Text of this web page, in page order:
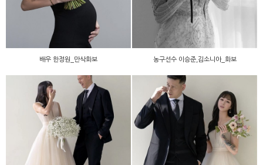
배우 한정원_만삭화보 농구선수 이승준,김소니아_화보
농구선수 이승준,김소니아_
화보
농구선수 이승준,김소니아_
화보